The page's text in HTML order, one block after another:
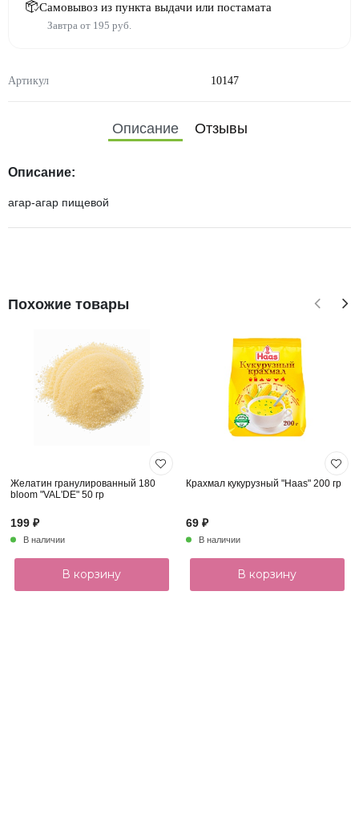
Артикул 10147
Самовывоз из пункта выдачи или постамата
Завтра от 195 руб.
Описание Отзывы
Описание:
агар-агар пищевой
Похожие товары
Желатин гранулированный 180
bloom "VAL'DE" 50 гр
199 ₽
В наличии
В корзину
Крахмал кукурузный "Haas" 200 гр
69 ₽
В наличии
В корзину